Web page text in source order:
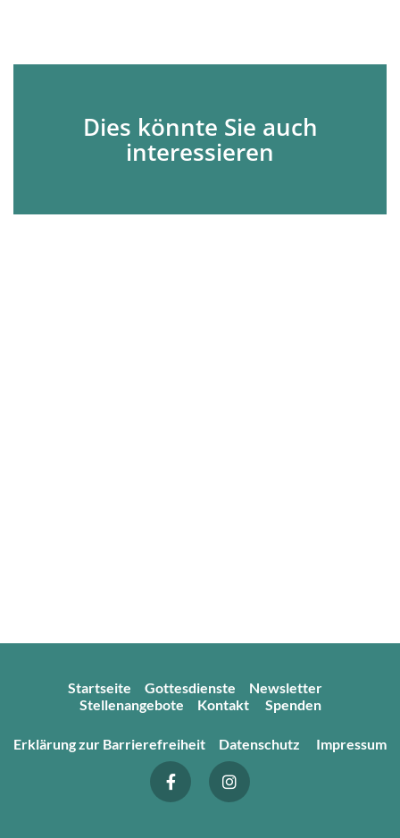
Dies könnte Sie auch
interessieren
Startseite Gottesdienste
Newsletter
Stellenangebote
Kontakt Spenden
Erklärung zur Barrierefreiheit Datenschutz Impressum